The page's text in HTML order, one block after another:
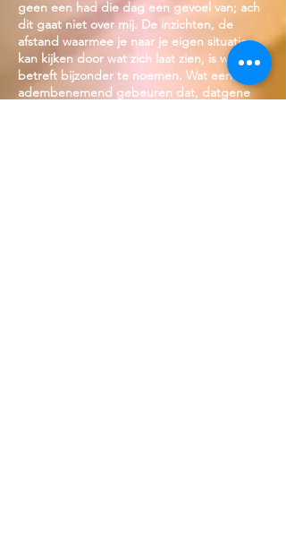
geen een had die dag een gevoel van; ach
dit gaat niet over mij. De inzichten, de
afstand waarmee je naar je eigen situatie
kan kijken door wat zich laat zien, is wat mij
betreft bijzonder te noemen. Wat een
adembenemend gebeuren dat, datgene